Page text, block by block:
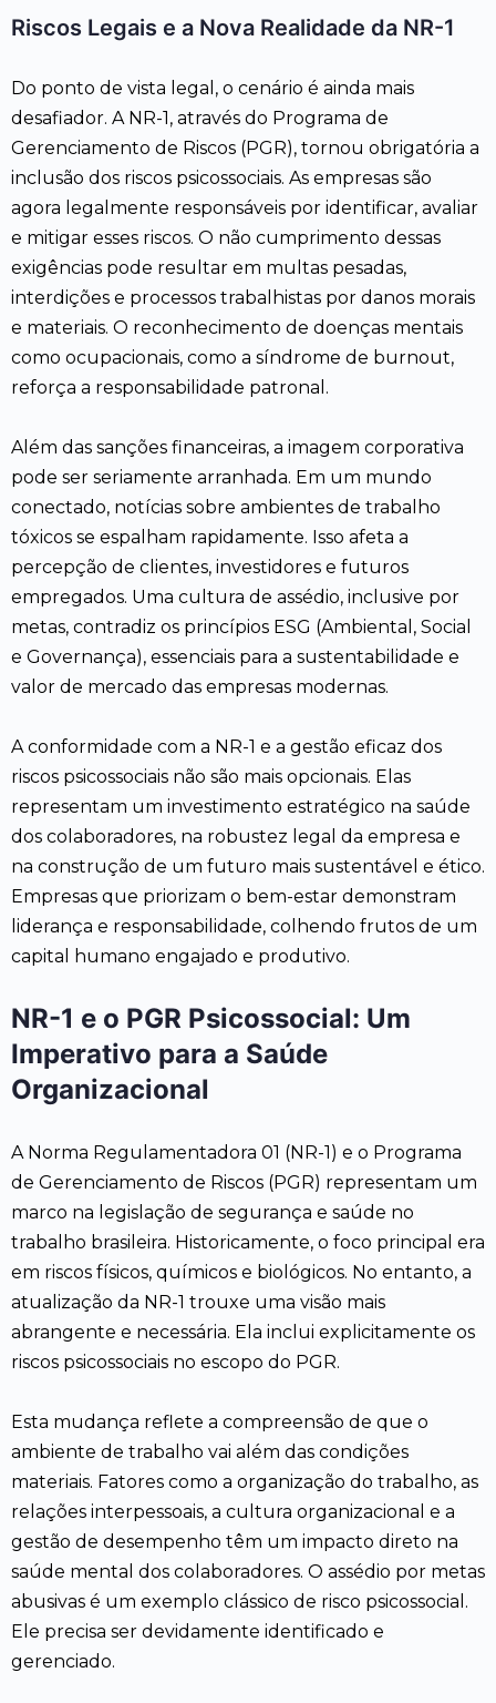
Riscos Legais e a Nova Realidade da NR-1
Do ponto de vista legal, o cenário é ainda mais
desafiador. A NR-1, através do Programa de
Gerenciamento de Riscos (PGR), tornou obrigatória a
inclusão dos riscos psicossociais. As empresas são
agora legalmente responsáveis por identificar, avaliar
e mitigar esses riscos. O não cumprimento dessas
exigências pode resultar em multas pesadas,
interdições e processos trabalhistas por danos morais
e materiais. O reconhecimento de doenças mentais
como ocupacionais, como a síndrome de burnout,
reforça a responsabilidade patronal.
Além das sanções financeiras, a imagem corporativa
pode ser seriamente arranhada. Em um mundo
conectado, notícias sobre ambientes de trabalho
tóxicos se espalham rapidamente. Isso afeta a
percepção de clientes, investidores e futuros
empregados. Uma cultura de assédio, inclusive por
metas, contradiz os princípios ESG (Ambiental, Social
e Governança), essenciais para a sustentabilidade e
valor de mercado das empresas modernas.
A conformidade com a NR-1 e a gestão eficaz dos
riscos psicossociais não são mais opcionais. Elas
representam um investimento estratégico na saúde
dos colaboradores, na robustez legal da empresa e
na construção de um futuro mais sustentável e ético.
Empresas que priorizam o bem-estar demonstram
liderança e responsabilidade, colhendo frutos de um
capital humano engajado e produtivo.
NR-1 e o PGR Psicossocial: Um
Imperativo para a Saúde
Organizacional
A Norma Regulamentadora 01 (NR-1) e o Programa
de Gerenciamento de Riscos (PGR) representam um
marco na legislação de segurança e saúde no
trabalho brasileira. Historicamente, o foco principal era
em riscos físicos, químicos e biológicos. No entanto, a
atualização da NR-1 trouxe uma visão mais
abrangente e necessária. Ela inclui explicitamente os
riscos psicossociais no escopo do PGR.
Esta mudança reflete a compreensão de que o
ambiente de trabalho vai além das condições
materiais. Fatores como a organização do trabalho, as
relações interpessoais, a cultura organizacional e a
gestão de desempenho têm um impacto direto na
saúde mental dos colaboradores. O assédio por metas
abusivas é um exemplo clássico de risco psicossocial.
Ele precisa ser devidamente identificado e
gerenciado.